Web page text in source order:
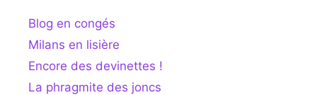
Blog en congés
Milans en lisière
Encore des devinettes !
La phragmite des joncs